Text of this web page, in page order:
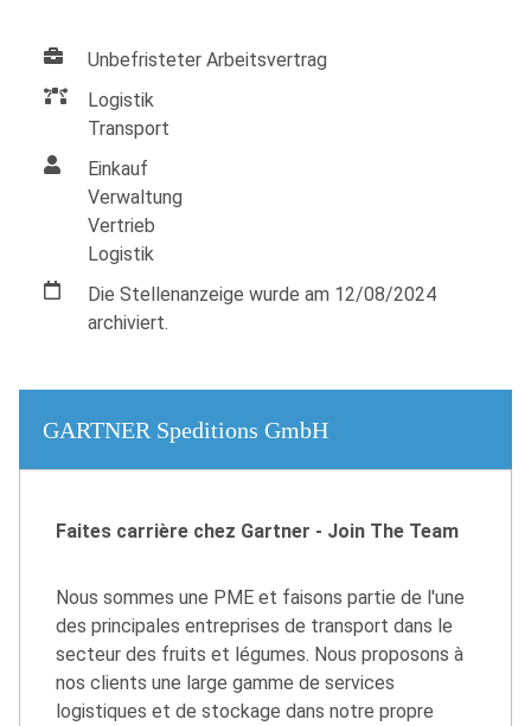
Unbefristeter Arbeitsvertrag
Logistik
Transport
Einkauf
Verwaltung
Vertrieb
Logistik
Die Stellenanzeige wurde am 12/08/2024
archiviert.
GARTNER Speditions GmbH
Faites carrière chez Gartner - Join The Team
Nous sommes une PME et faisons partie de l'une
des principales entreprises de transport dans le
secteur des fruits et légumes. Nous proposons à
nos clients une large gamme de services
logistiques et de stockage dans notre propre